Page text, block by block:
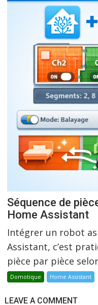
Séquence de
Home Assistant
Intégrer un robot
Assistant, c’est
pièce par pièce
Domotique Home Assistant
LEAVE A COMMENT